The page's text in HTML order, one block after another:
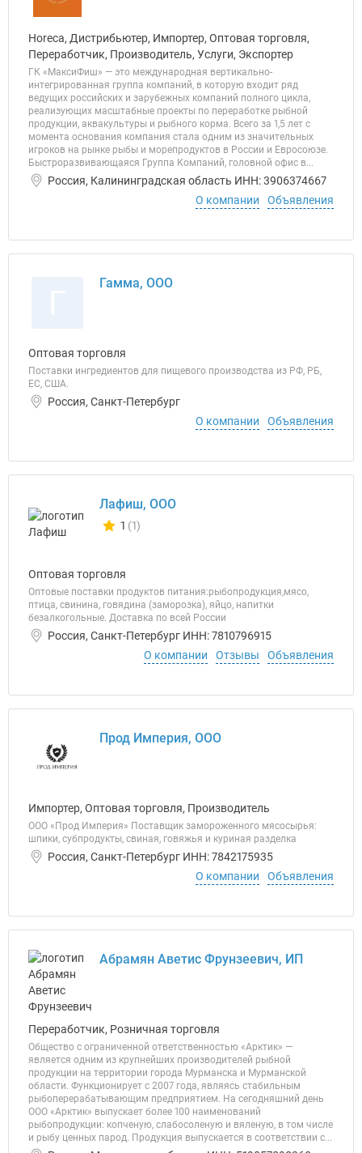
Horeca, Дистрибьютер, Импортер, Оптовая торговля,
Переработчик, Производитель, Услуги, Экспортер
ГК «МаксиФиш» — это международная вертикально-
интегрированная группа компаний, в которую входит ряд
ведущих российских и зарубежных компаний полного цикла,
реализующих масштабные проекты по переработке рыбной
продукции, аквакультуры и рыбного корма. Всего за 1,5 лет с
момента основания компания стала одним из значительных
игроков на рынке рыбы и морепродуктов в России и Евросоюзе.
Быстроразвивающаяся Группа Компаний, головной офис в...
Россия, Калининградская область ИНН: 3906374667
О компании
Объявления
Гамма, ООО
Оптовая торговля
Поставки ингредиентов для пищевого производства из РФ, РБ,
ЕС, США.
Россия, Санкт-Петербург
О компании
Объявления
Лафиш, ООО
Количество отзывов у компании всего и сегодня
1 (1)
Оптовая торговля
Оптовые поставки продуктов питания:рыбопродукция,мясо,
птица, свинина, говядина (заморозка), яйцо, напитки
безалкогольные. Доставка по всей России
Россия, Санкт-Петербург ИНН: 7810796915
О компании
Отзывы Объявления
Прод Империя, ООО
Импортер, Оптовая торговля, Производитель
ООО «Прод Империя» Поставщик замороженного мясосырья:
шпики, субпродукты, свиная, говяжья и куриная разделка
Россия, Санкт-Петербург ИНН: 7842175935
О компании
Объявления
Абрамян Аветис Фрунзеевич, ИП
Переработчик, Розничная торговля
Общество с ограниченной ответственностью «Арктик» —
является одним из крупнейших производителей рыбной
продукции на территории города Мурманска и Мурманской
области. Функционирует с 2007 года, являясь стабильным
рыбоперерабатывающим предприятием. На сегодняшний день
ООО «Арктик» выпускает более 100 наименований
рыбопродукции: копченую, слабосоленую и вяленую, в том числе
и рыбу ценных парод. Продукция выпускается в соответствии с...